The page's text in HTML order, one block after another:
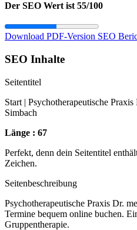
Der SEO Wert ist 55/100
Download PDF-Version SEO
SEO Inhalte
Seitentitel
Start | Psychotherapeutische
Simbach
Länge : 67
Perfekt, denn dein Seitentitel
Zeichen.
Seitenbeschreibung
Psychotherapeutische Praxis Dr.
Termine bequem online buchen.
Gruppentherapie.